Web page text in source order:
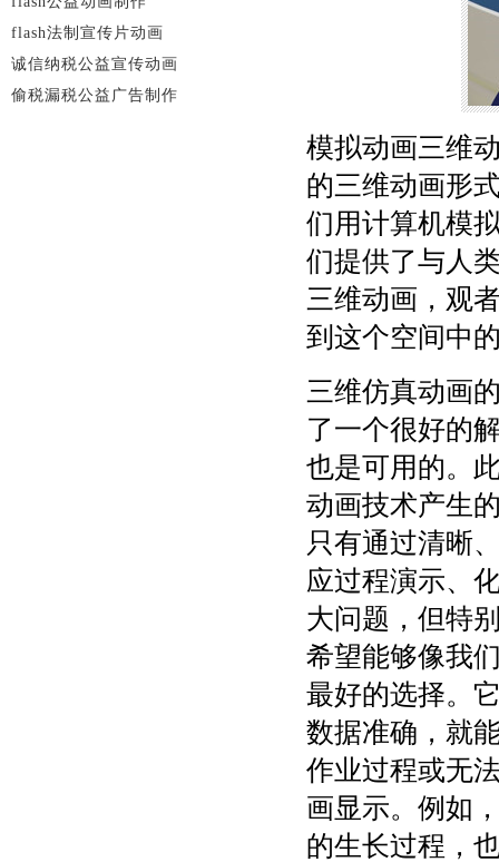
模拟动画三维
的三维动画形
们用计算机模
们提供了与人
三维动画，观
到这个空间中
三维仿真动画
了一个很好的
也是可用的。
动画技术产生
只有通过清晰
应过程演示、
大问题，但特
希望能够像我
最好的选择。
数据准确，就
作业过程或无
画显示。例如
的生长过程，
flash法制宣传片动画
诚信纳税公益宣传动画
偷税漏税公益广告制作